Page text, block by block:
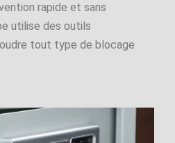
rapide et sans
utilise des outils
tout type de blocage